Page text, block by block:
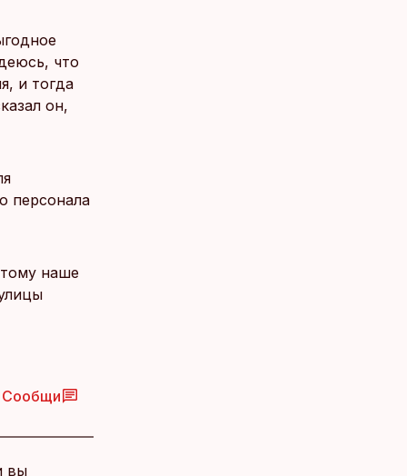
что
и тогда
он,
персонала
наше
Сообщи
вы